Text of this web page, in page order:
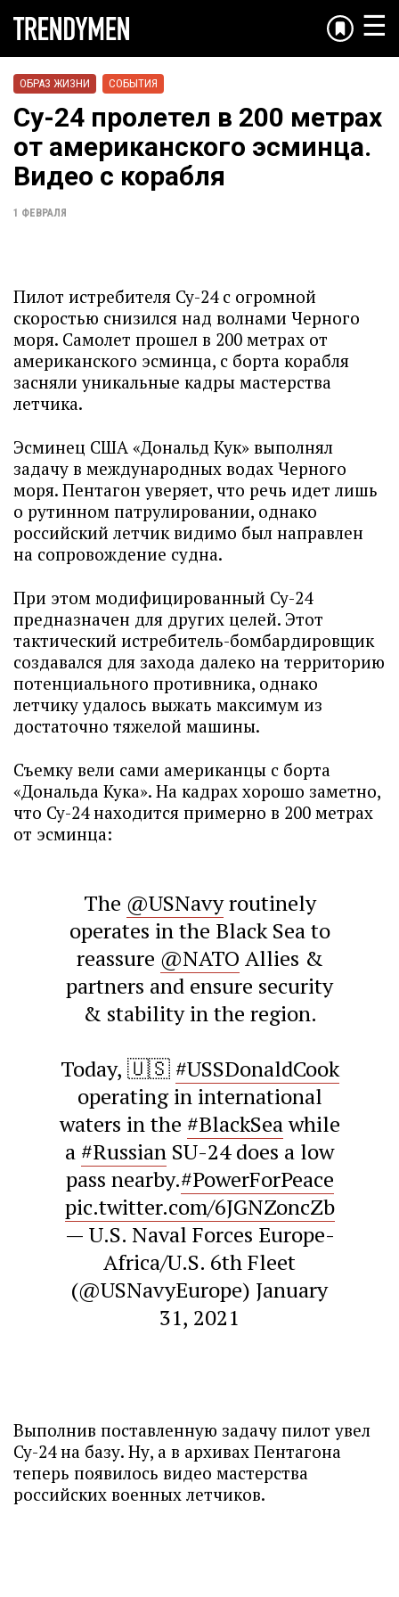
☰
ОБРАЗ ЖИЗНИ СОБЫТИЯ
Су-24 пролетел в 200 метрах
от американского эсминца.
Видео с корабля
1 ФЕВРАЛЯ
Пилот истребителя Су-24 с огромной
скоростью снизился над волнами Черного
моря. Самолет прошел в 200 метрах от
американского эсминца, с борта корабля
засняли уникальные кадры мастерства
летчика.
Эсминец США «Дональд Кук» выполнял
задачу в международных водах Черного
моря. Пентагон уверяет, что речь идет лишь
о рутинном патрулировании, однако
российский летчик видимо был направлен
на сопровождение судна.
При этом модифицированный Су-24
предназначен для других целей. Этот
тактический истребитель-бомбардировщик
создавался для захода далеко на территорию
потенциального противника, однако
летчику удалось выжать максимум из
достаточно тяжелой машины.
Съемку вели сами американцы с борта
«Дональда Кука». На кадрах хорошо заметно,
что Су-24 находится примерно в 200 метрах
от эсминца:
The @USNavyroutinely
operates in the Black Sea to
reassure @NATO Allies &
partners and ensure security
& stability in the region.
Today, 🇺🇸 #USSDonaldCook
operating in international
waters in the #BlackSeawhile
a #Russian SU-24 does a low
pass nearby.#PowerForPeace
pic.twitter.com/6JGNZoncZb
— U.S. Naval Forces Europe-
Africa/U.S. 6th Fleet
(@USNavyEurope) January
31, 2021
Выполнив поставленную задачу пилот увел
Су-24 на базу. Ну, а в архивах Пентагона
теперь появилось видео мастерства
российских военных летчиков.